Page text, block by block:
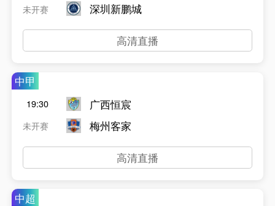
未开赛
深圳新鹏城
高清直播
中甲
19:30
未开赛
广西恒宸
梅州客家
高清直播
中超